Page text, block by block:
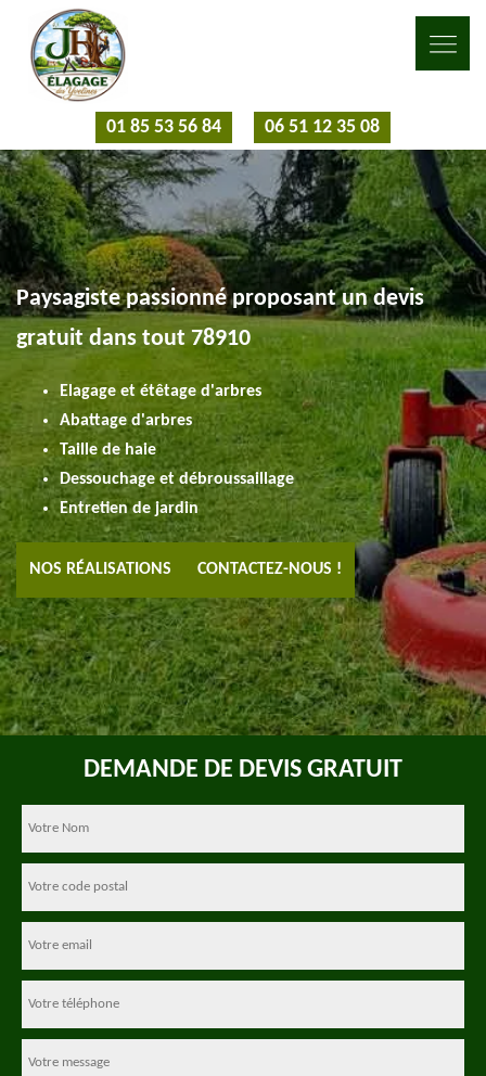
01 85 53 56 84 06 51 12 35 08
Paysagiste passionné proposant un devis
gratuit dans tout 78910
Elagage et étêtage d'arbres
Abattage d'arbres
Taille de haie
Dessouchage et débroussaillage
Entretien de jardin
NOS RÉALISATIONS CONTACTEZ-NOUS !
DEMANDE DE DEVIS GRATUIT